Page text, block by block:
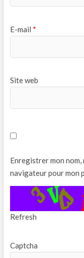
E-mail *
Site web
Enregistrer mon nom,
navigateur pour mon
Refresh
Captcha